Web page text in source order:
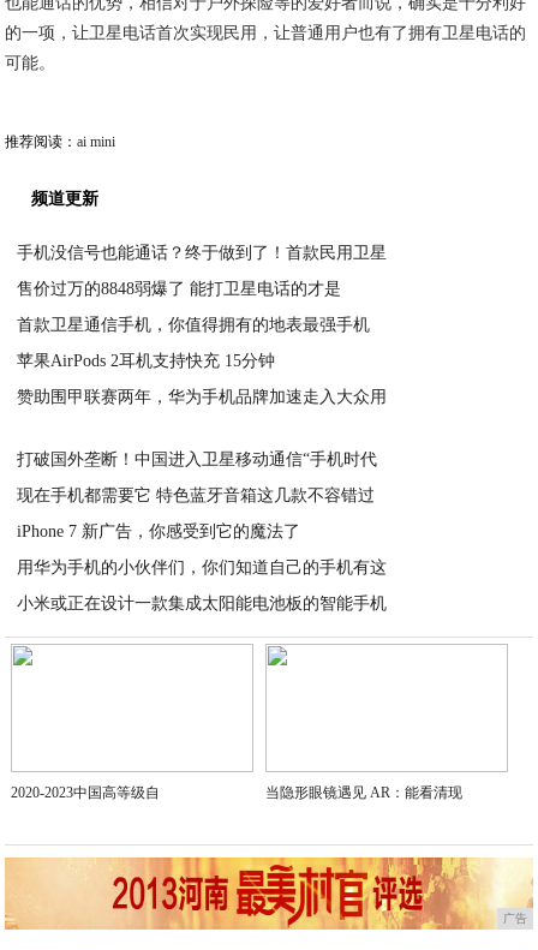
的一项，让卫星电话首次实现民用，让普通用户也有了拥有卫星电话的
可能。
推荐阅读：ai mini
频道更新
手机没信号也能通话？终于做到了！首款民用卫星
售价过万的8848弱爆了 能打卫星电话的才是
首款卫星通信手机，你值得拥有的地表最强手机
苹果AirPods 2耳机支持快充 15分钟
赞助围甲联赛两年，华为手机品牌加速走入大众用
打破国外垄断！中国进入卫星移动通信“手机时代
现在手机都需要它 特色蓝牙音箱这几款不容错过
iPhone 7 新广告，你感受到它的魔法了
用华为手机的小伙伴们，你们知道自己的手机有这
小米或正在设计一款集成太阳能电池板的智能手机
2020-06-05
2020-2023中国高等级自 当隐形眼镜遇见 AR：能看清现
广告